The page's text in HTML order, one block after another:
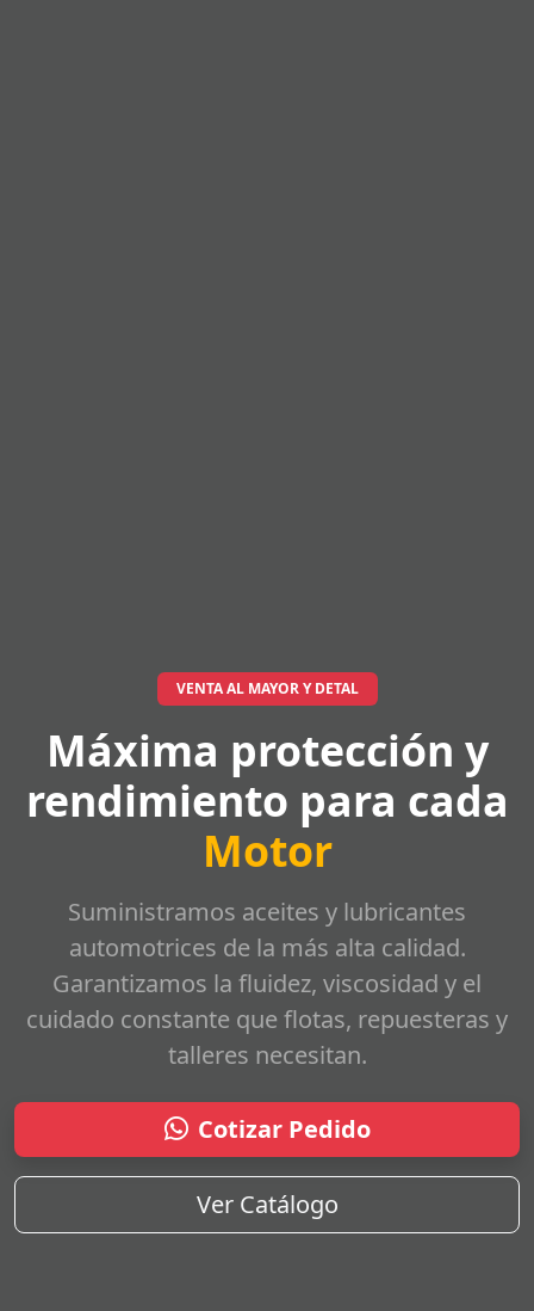
VENTA AL MAYOR Y DETAL
Máxima protección y
rendimiento para cada
Motor
Suministramos aceites y lubricantes
automotrices de la más alta calidad.
Garantizamos la fluidez, viscosidad y el
cuidado constante que flotas, repuesteras y
talleres necesitan.
Cotizar Pedido
Ver Catálogo